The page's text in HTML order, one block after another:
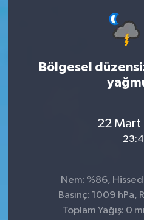
Bölgesel
22 Mart
Nem: %86,
Basınç: 1009 hPa,
Toplam Yağış: 0